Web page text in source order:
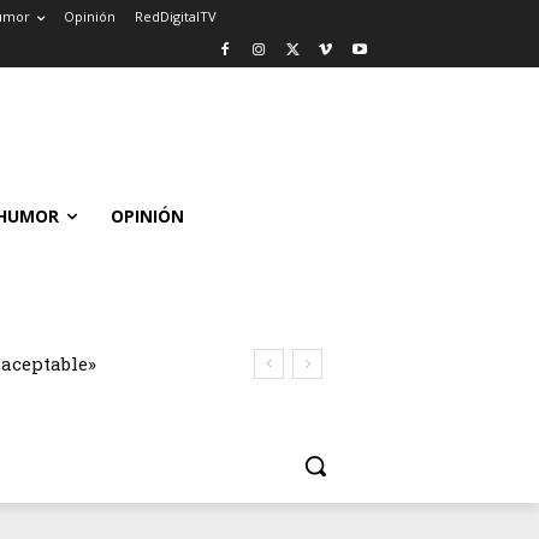
Opinión RedDigitalTV
OPINIÓN